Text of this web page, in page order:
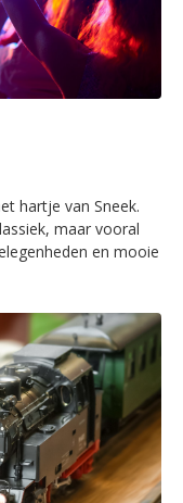
hartje van Sneek.
maar vooral
en mooie